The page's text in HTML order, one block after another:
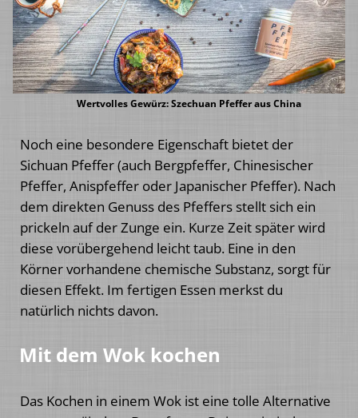
Wertvolles Gewürz: Szechuan Pfeffer aus China
Noch eine besondere Eigenschaft bietet der
Sichuan Pfeffer (auch Bergpfeffer, Chinesischer
Pfeffer, Anispfeffer oder Japanischer Pfeffer). Nach
dem direkten Genuss des Pfeffers stellt sich ein
prickeln auf der Zunge ein. Kurze Zeit später wird
diese vorübergehend leicht taub. Eine in den
Körner vorhandene chemische Substanz, sorgt für
diesen Effekt. Im fertigen Essen merkst du
natürlich nichts davon.
Mit dem Wok kochen
Das Kochen in einem Wok ist eine tolle Alternative